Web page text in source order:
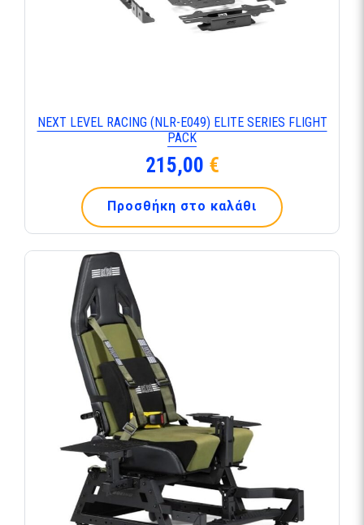
NEXT LEVEL RACING (NLR-E049) ELITE SERIES FLIGHT
PACK
215,00 €
Προσθήκη στο καλάθι